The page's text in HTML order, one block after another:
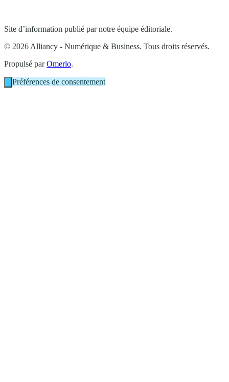
Site d’information publié par notre équipe éditoriale.
© 2026 Alliancy - Numérique & Business. Tous droits réservés.
Propulsé parOmerlo.
Préférences de consentement